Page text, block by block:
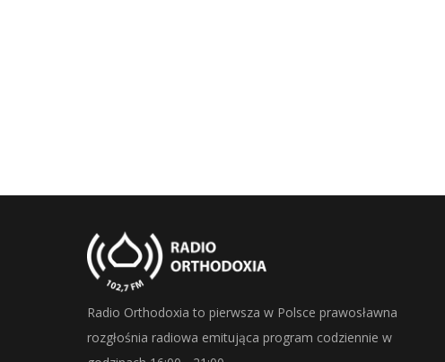
Radio Orthodoxia to pierwsza w Polsce prawosławna
rozgłośnia radiowa emitująca program codziennie w